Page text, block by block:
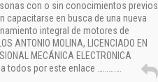
con o sin conocimientos previos
capacitarse en busca de una nueva
integral de motores de
MOLINA, LICENCIADO EN
MECÁNICA ELECTRONICA
todos por este enlace ………….